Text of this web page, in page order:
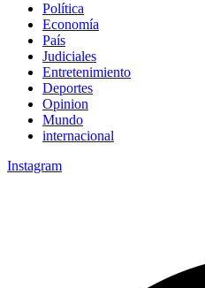
Política
Economía
País
Judiciales
Entretenimiento
Deportes
Opinion
Mundo
internacional
Instagram